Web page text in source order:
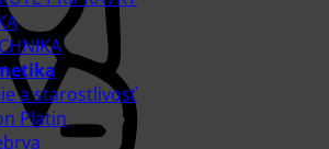
a starostlivosť
Platin